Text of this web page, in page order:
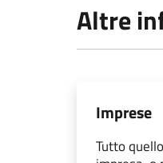
Altre
Imprese
Tutto